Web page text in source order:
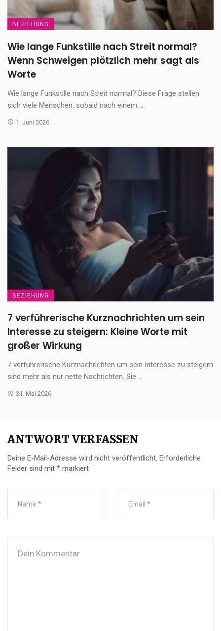
BEZIEHUNG
Wie lange Funkstille nach Streit normal?
Wenn Schweigen plötzlich mehr sagt als
Worte
Wie lange Funkstille nach Streit normal? Diese Frage stellen
sich viele Menschen, sobald nach einem ...
1. Juni 2026
BEZIEHUNG
7 verführerische Kurznachrichten um sein
Interesse zu steigern: Kleine Worte mit
großer Wirkung
7 verführerische Kurznachrichten um sein Interesse zu steigern
sind mehr als nur nette Nachrichten. Sie ...
31. Mai 2026
ANTWORT VERFASSEN
Deine E-Mail-Adresse wird nicht veröffentlicht. Erforderliche
Felder sind mit * markiert